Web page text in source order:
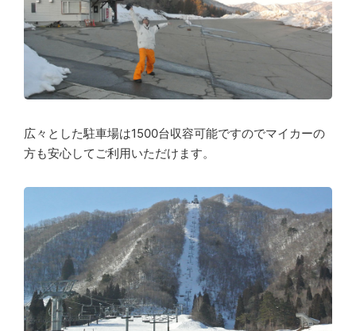
広々とした駐車場は1500台収容可能ですのでマイカーの
方も安心してご利用いただけます。